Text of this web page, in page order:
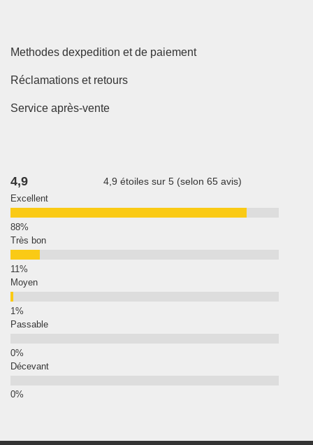
Methodes dexpedition et de paiement
Réclamations et retours
Service après-vente
4,9 4,9 étoiles sur 5 (selon 65 avis)
Excellent
Très bon
Moyen
Passable
Décevant